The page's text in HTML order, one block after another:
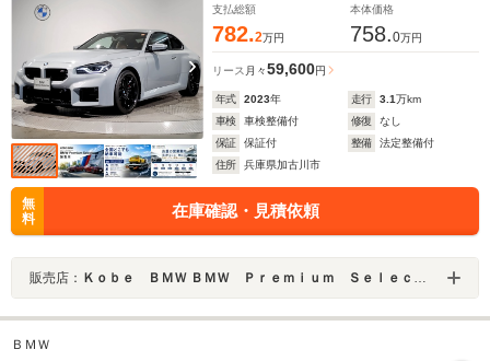
支払総額
782.2万円
本体価格
758.0万円
リース 月々59,600円
年式 2023年 走行 3.1万km
車検
車検整備付 修復
なし
保証
保証付 整備
法定整備付
住所
兵庫県加古川市
無
料
在庫確認・見積依頼
販売店： Ｋｏｂｅ ＢＭＷ ＢＭＷ Ｐｒｅｍｉｕｍ Ｓｅｌｅｃｔｉｏｎ 加古川
ＢＭＷ